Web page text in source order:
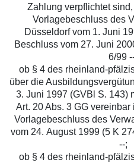
Zahlung verpflichtet
Vorlagebeschluss des
Düsseldorf vom 1. Juni
Beschluss vom 27. Juni
6/99
ob § 4 des rheinland-
über die
3. Juni 1997 (GVBl S. 143)
Art. 20 Abs. 3 GG vereinbar
Vorlagebeschluss des
vom 24. August 1999 (5 K
--;
ob § 4 des rheinland-